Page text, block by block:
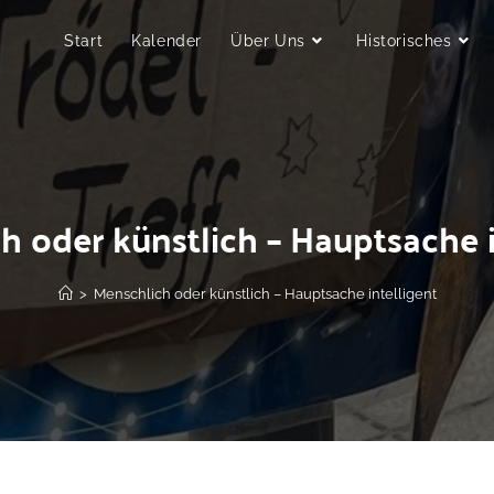
Start Kalender Über Uns Historisches
oder künstlich –
> Menschlich oder künstlich – Hauptsache intelligent